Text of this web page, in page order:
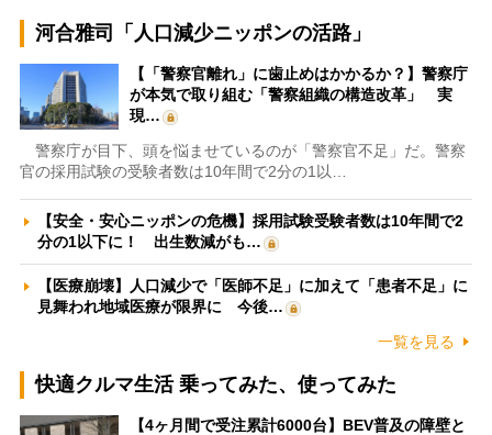
河合雅司「人口減少ニッポンの活路」
【「警察官離れ」に歯止めはかかるか？】警察庁
が本気で取り組む「警察組織の構造改革」 実
現…
警察庁が目下、頭を悩ませているのが「警察官不足」だ。警察
官の採用試験の受験者数は10年間で2分の1以…
【安全・安心ニッポンの危機】採用試験受験者数は10年間で2
分の1以下に！ 出生数減がも…
【医療崩壊】人口減少で「医師不足」に加えて「患者不足」に
見舞われ地域医療が限界に 今後…
一覧を見る
快適クルマ生活 乗ってみた、使ってみた
【4ヶ月間で受注累計6000台】BEV普及の障壁と